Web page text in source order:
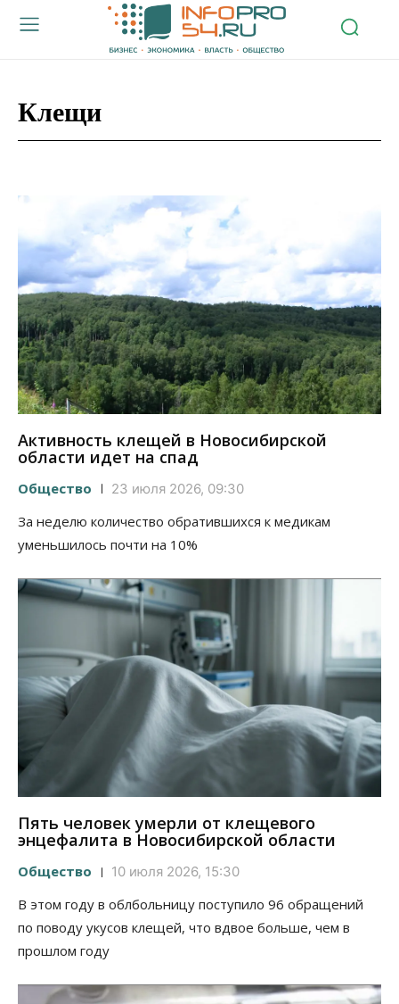
Клещи
Активность клещей в Новосибирской
области идет на спад
Общество 23 июля 2026, 09:30
За неделю количество обратившихся к медикам
уменьшилось почти на 10%
Пять человек умерли от клещевого
энцефалита в Новосибирской области
Общество 10 июля 2026, 15:30
В этом году в облбольницу поступило 96 обращений
по поводу укусов клещей, что вдвое больше, чем в
прошлом году